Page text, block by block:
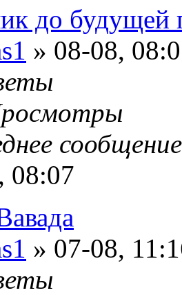
до будущей
» 08-08,
08:07
» 07-08,